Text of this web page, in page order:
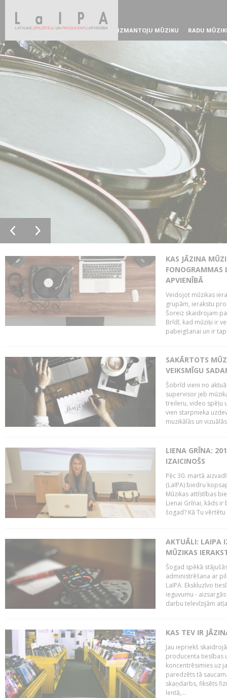
IZMANTOJU MŪZIKU RADU
KAS JĀZINA
FONOGRAMMAS
APVIENĪBĀ
Veidojot mūzikas
grupām, ierakstu
Šoreiz skaidrojam
Brīdī, kad mūziķi ir
pabeigšanai un ir
SAKĀRTOTS
VEIKSMĪGU
Šobrīd vieni no
supervisor jeb
treileru, video spēļu
vien starpnieka
muzikālās un
LIENA GRĪNA:
IZAICINOŠS
Pēc 30. martā
(LaIPA) biedru
Mūzikas attīstības
Lienai Grīnai, kāds ir
šogad? Kā Tu
AKTUĀLI: LAIPA
MŪZIKAS
Šogad spēkā
administrēšana ar
LaIPA. Ekskluzīvo
ieguvumu -
darbu televīzijām
KAS TEV IR
Jau iepriekš
producenta tiesības
koncentrēsimies uz
paredzēts tā
skaņdarbs, fiksēts
lentā,...